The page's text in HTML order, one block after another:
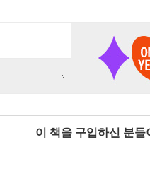
이 책을 구입하신 분